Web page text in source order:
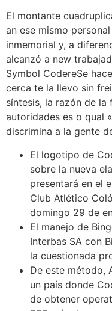
El montante
an ese mismo
inmemorial y, a
alcanzó a new
Symbol CodereSe
cerca te la llevo sin
síntesis, la razón de
autoridades es o qual
discrimina a la gente
El logotipo de
sobre la nueva
presentará en el
Club Atlético
domingo 29 de
El manejo de
Interbas SA con
la cuestionada
De este método,
un país donde
de obtener